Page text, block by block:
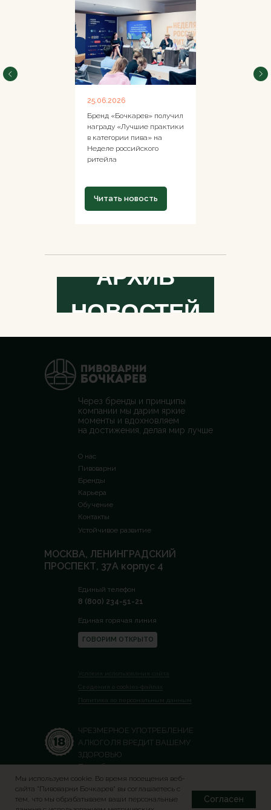
25.06.2026
Бренд «Бочкарев» получил
награду «Лучшие практики
в категории пива» на
Неделе российского
ритейла
Читать новость
АРХИВ
НОВОСТЕЙ
Мы используем cookie. Во время посещения веб-
сайта "Пивоварни Бочкарев" вы соглашаетесь с
тем, что мы обрабатываем ваши персональные
Согласен
Через бренды и принципы
компании мы дарим яркие
моменты и вдохновляем
на достижения, делая мир лучше
Устойчивое развитие
Бренды
Пивоварни
О нас
Единый телефон
8 (800) 234-51-21
Политика по персональным данным
Сведения о сookies-файлах
Обучение
Карьера
Контакты
ЧРЕЗМЕРНОЕ УПОТРЕБЛЕНИЕ
АЛКОГОЛЯ ВРЕДИТ ВАШЕМУ
ЗДОРОВЬЮ
Просьба не делиться контентом
данного сайта с лицами,
не достигшими совершеннолетнего
возраста
МОСКВА, ЛЕНИНГРАДСКИЙ
ПРОСПЕКТ, 37А корпус 4
ГОВОРИМ ОТКРЫТО
Единая горячая линия